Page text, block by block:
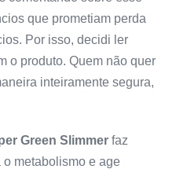
que prometiam perda
Por isso, decidi ler
o produto. Quem não quer
inteiramente segura,
Green Slimmer faz
metabolismo e age